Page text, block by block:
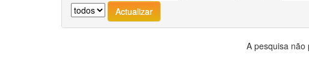
A pesquisa não